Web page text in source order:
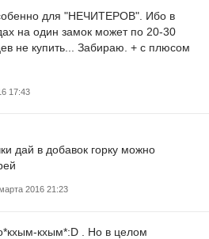
для "НЕЧИТЕРОВ". Ибо в
на один замок может по 20-30
не купить... Забираю. + с плюсом
17:43
дай в добавок горку можно
2016 21:23
кхым*:D . Но в целом